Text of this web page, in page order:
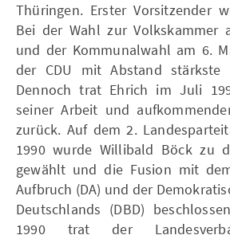
Thüringen. Erster Vorsitzender
Bei der Wahl zur Volkskammer
und der Kommunalwahl am 6.
der CDU mit Abstand stärkste
Dennoch trat Ehrich im Juli
seiner Arbeit und
zurück. Auf dem 2.
1990 wurde Willibald Böck zu
gewählt und die Fusion mit
Aufbruch (DA) und der
Deutschlands (DBD)
1990 trat der